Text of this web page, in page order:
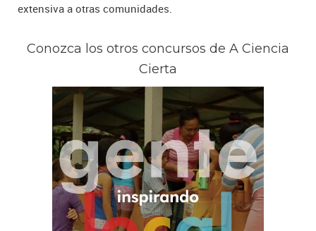
extensiva a otras comunidades.
Conozca los otros concursos de A Ciencia
Cierta